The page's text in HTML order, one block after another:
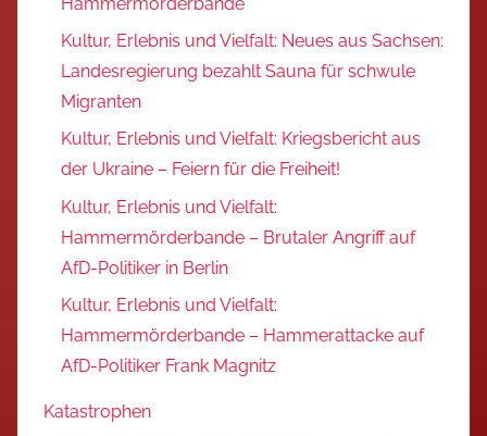
Kultur, Erlebnis und Vielfalt: Neues aus Sachsen:
Landesregierung bezahlt Sauna für schwule
Migranten
Kultur, Erlebnis und Vielfalt: Kriegsbericht aus
der Ukraine – Feiern für die Freiheit!
Kultur, Erlebnis und Vielfalt:
Hammermörderbande – Brutaler Angriff auf
AfD-Politiker in Berlin
Kultur, Erlebnis und Vielfalt:
Hammermörderbande – Hammerattacke auf
AfD-Politiker Frank Magnitz
Katastrophen